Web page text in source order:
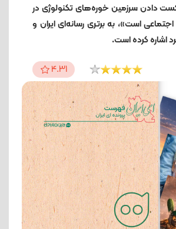
دادن سرزمین خوره‌های تکنولوژی در
است»، به برتری رسانه‌ای ایران و
اشاره کرده است.
4.31